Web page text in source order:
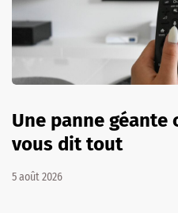
Une panne géante
vous dit tout
5 août 2026